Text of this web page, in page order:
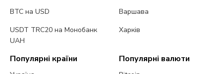
BTC на USD
USDT TRC20 на Монобанк
UAH
Варшава
Харків
Популярні країни Популярні валюти